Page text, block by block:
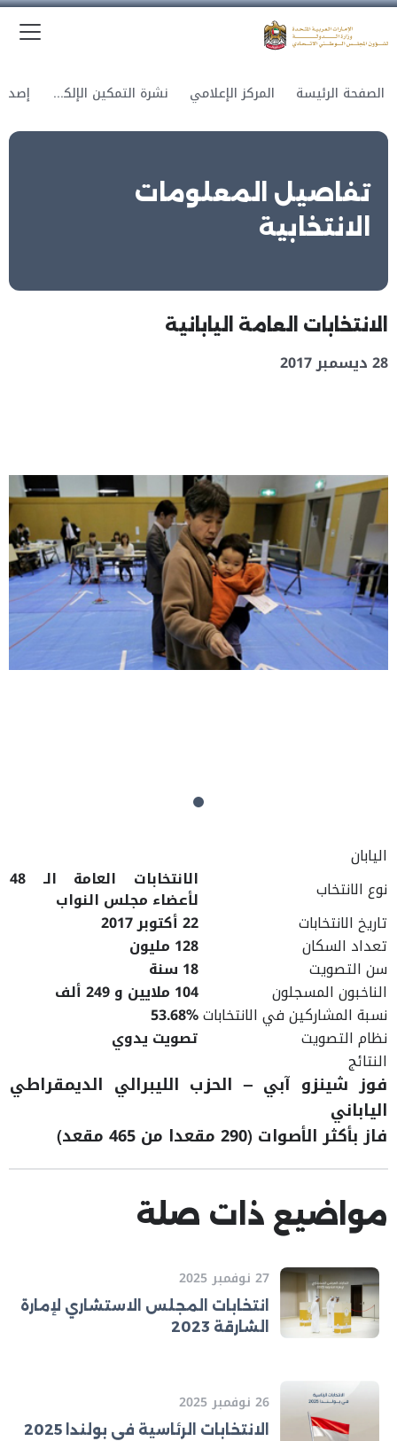
الصفحة الرئيسة المركز الإعلامي نشرة التمكين الإلكترونية
تفاصيل المعلومات
الانتخابية
الانتخابات العامة اليابانية
28 ديسمبر 2017
اليابان
نوع الانتخاب
الانتخابات العامة الـ 48
لأعضاء مجلس النواب
تاريخ الانتخابات
22 أكتوبر 2017
تعداد السكان
128 مليون
سن التصويت
18 سنة
الناخبون المسجلون
104 ملايين و 249 ألف
نسبة المشاركين في الانتخابات53.68%
نظام التصويت
تصويت يدوي
النتائج
فوز شينزو آبي – الحزب الليبرالي الديمقراطي
الياباني
فاز بأكثر الأصوات (290 مقعدا من 465 مقعد)
مواضيع ذات صلة
27 نوفمبر 2025
انتخابات المجلس الاستشاري لإمارة
الشارقة 2023
26 نوفمبر 2025
الانتخابات الرئاسية في بولندا 2025